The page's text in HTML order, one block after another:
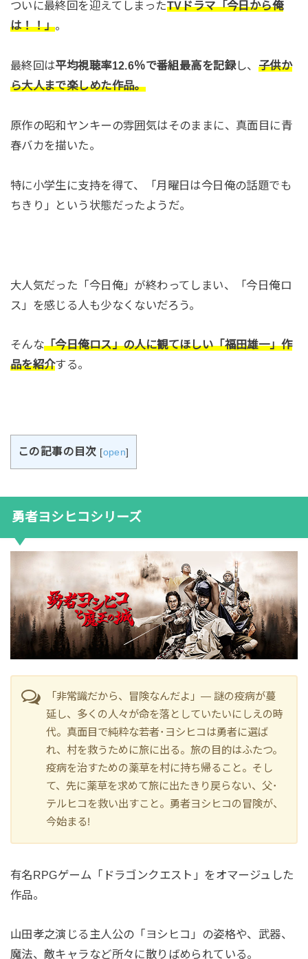
ついに最終回を迎えてしまったTVドラマ「今日から俺
は！！」。
最終回は平均視聴率12.6％で番組最高を記録し、 子供か
ら大人まで楽しめた作品。
原作の昭和ヤンキーの雰囲気はそのままに、真面目に青
春バカを描いた。
特に小学生に支持を得て、「月曜日は今日俺の話題でも
ちきり」という状態だったようだ。
大人気だった「今日俺」が終わってしまい、「今日俺ロ
ス」を感じる人も少なくないだろう。
そんな「今日俺ロス」の人に観てほしい「福田雄一」作
品を紹介する。
この記事の目次 [open]
勇者ヨシヒコシリーズ
「非常識だから、冒険なんだよ」― 謎の疫病が蔓
延し、多くの人々が命を落としていたいにしえの時
代。真面目で純粋な若者･ヨシヒコは勇者に選ば
れ、村を救うために旅に出る。旅の目的はふたつ。
疫病を治すための薬草を村に持ち帰ること。そし
て、先に薬草を求めて旅に出たきり戻らない、父･
テルヒコを救い出すこと。勇者ヨシヒコの冒険が、
今始まる!
有名RPGゲーム「ドラゴンクエスト」をオマージュした
作品。
山田孝之演じる主人公の「ヨシヒコ」の姿格や、武器、
魔法、敵キャラなど所々に散りばめられている。